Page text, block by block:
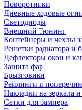
Поворотники
Дневные ходовые огни
Светодиоды
Внешний Тюнинг
Контейнеры и чехлы
Решетки радиатора и
Дефлекторы окон и
Защита фар
Брызговики
Рейлинги и
Накладки на зеркала
Сетки для бампера